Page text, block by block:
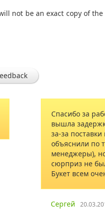
not be an exact copy of the
Спасибо за
вышла
за-за поставки
объяснили по
менеджеры),
сюрприз не
Букет всем
Сергей